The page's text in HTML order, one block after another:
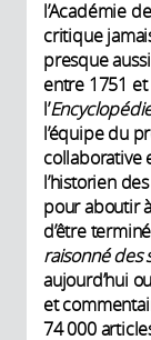
l’Académie
critique
presque
entre 1751
l’
l’équipe du
collaborative
l’historien
pour aboutir
d’être
raisonné des
aujourd’hui
et
74 000